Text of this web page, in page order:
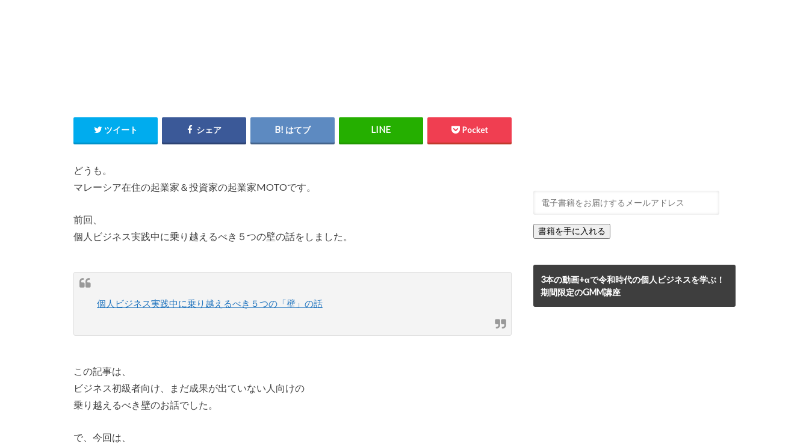
ツイート シェア はてブ Pocket
どうも。
マレーシア在住の起業家＆投資家の起業家MOTOです。
前回、
個人ビジネス実践中に乗り越えるべき５つの壁の話をしました。
個人ビジネス実践中に乗り越えるべき５つの「壁」の話
この記事は、
ビジネス初級者向け、まだ成果が出ていない人向けの
乗り越えるべき壁のお話でした。
で、今回は、
3本の動画+αで令和時代の個人ビジネスを学ぶ！
期間限定のGMM講座